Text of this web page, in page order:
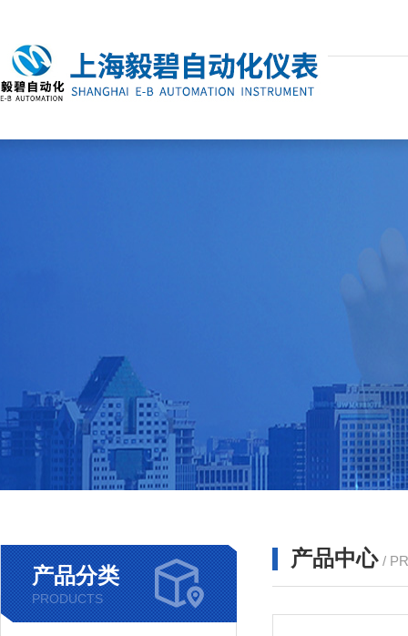
产品分类
PRODUCTS
产品中心 /